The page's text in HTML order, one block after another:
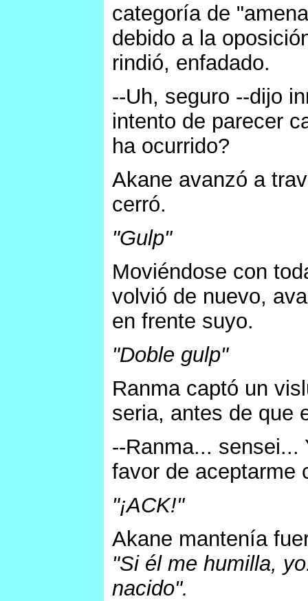
categoría de
debido a la
rindió, enfadado.
--Uh, seguro --dijo
intento de parecer
ha ocurrido?
Akane avanzó a
cerró.
"Gulp"
Moviéndose con
volvió de nuevo,
en frente suyo.
"Doble gulp"
Ranma captó un
seria, antes de que
--Ranma... sensei...
favor de aceptarme
"¡ACK!"
Akane mantenía
"Si él me humilla,
nacido".